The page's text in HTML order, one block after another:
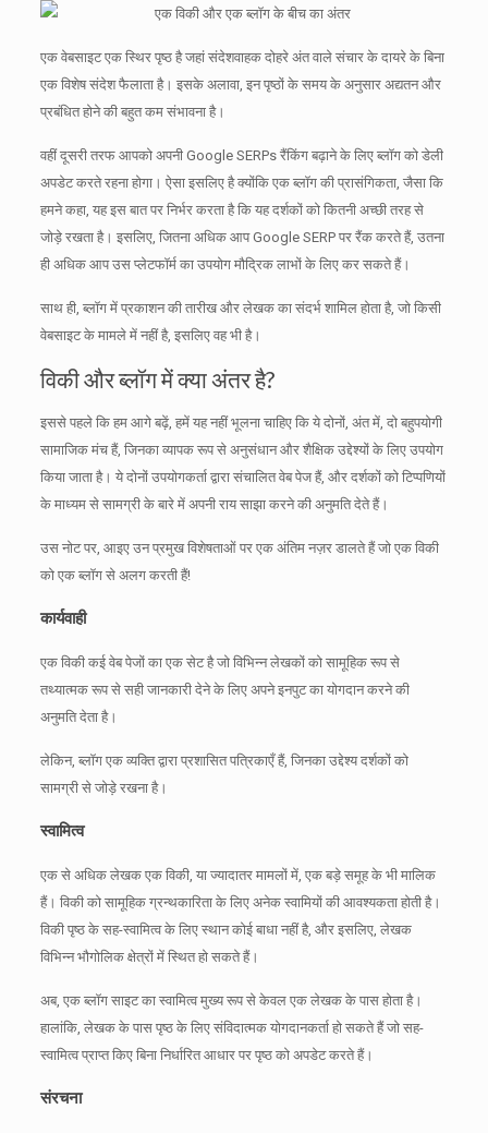
एक वेबसाइट एक स्थिर पृष्ठ है जहां संदेशवाहक दोहरे अंत वाले संचार के दायरे के बिना
एक विशेष संदेश फैलाता है। इसके अलावा, इन पृष्ठों के समय के अनुसार अद्यतन और
प्रबंधित होने की बहुत कम संभावना है।
वहीं दूसरी तरफ आपको अपनी Google SERPs रैंकिंग बढ़ाने के लिए ब्लॉग को डेली
अपडेट करते रहना होगा। ऐसा इसलिए है क्योंकि एक ब्लॉग की प्रासंगिकता, जैसा कि
हमने कहा, यह इस बात पर निर्भर करता है कि यह दर्शकों को कितनी अच्छी तरह से
जोड़े रखता है। इसलिए, जितना अधिक आप Google SERP पर रैंक करते हैं, उतना
ही अधिक आप उस प्लेटफॉर्म का उपयोग मौद्रिक लाभों के लिए कर सकते हैं।
साथ ही, ब्लॉग में प्रकाशन की तारीख और लेखक का संदर्भ शामिल होता है, जो किसी
वेबसाइट के मामले में नहीं है, इसलिए वह भी है।
विकी और ब्लॉग में क्या अंतर है?
इससे पहले कि हम आगे बढ़ें, हमें यह नहीं भूलना चाहिए कि ये दोनों, अंत में, दो बहुपयोगी
सामाजिक मंच हैं, जिनका व्यापक रूप से अनुसंधान और शैक्षिक उद्देश्यों के लिए उपयोग
किया जाता है। ये दोनों उपयोगकर्ता द्वारा संचालित वेब पेज हैं, और दर्शकों को टिप्पणियों
के माध्यम से सामग्री के बारे में अपनी राय साझा करने की अनुमति देते हैं।
उस नोट पर, आइए उन प्रमुख विशेषताओं पर एक अंतिम नज़र डालते हैं जो एक विकी
को एक ब्लॉग से अलग करती हैं!
कार्यवाही
एक विकी कई वेब पेजों का एक सेट है जो विभिन्न लेखकों को सामूहिक रूप से
तथ्यात्मक रूप से सही जानकारी देने के लिए अपने इनपुट का योगदान करने की
अनुमति देता है।
लेकिन, ब्लॉग एक व्यक्ति द्वारा प्रशासित पत्रिकाएँ हैं, जिनका उद्देश्य दर्शकों को
सामग्री से जोड़े रखना है।
स्वामित्व
एक से अधिक लेखक एक विकी, या ज्यादातर मामलों में, एक बड़े समूह के भी मालिक
हैं। विकी को सामूहिक ग्रन्थकारिता के लिए अनेक स्वामियों की आवश्यकता होती है।
विकी पृष्ठ के सह-स्वामित्व के लिए स्थान कोई बाधा नहीं है, और इसलिए, लेखक
विभिन्न भौगोलिक क्षेत्रों में स्थित हो सकते हैं।
अब, एक ब्लॉग साइट का स्वामित्व मुख्य रूप से केवल एक लेखक के पास होता है।
हालांकि, लेखक के पास पृष्ठ के लिए संविदात्मक योगदानकर्ता हो सकते हैं जो सह-
स्वामित्व प्राप्त किए बिना निर्धारित आधार पर पृष्ठ को अपडेट करते हैं।
संरचना